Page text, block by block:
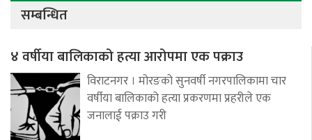
सम्बन्धित
४ वर्षीया बालिकाको हत्या आरोपमा एक पक्राउ
विराटनगर । मोरङको सुनवर्षी नगरपालिकामा चार
वर्षीया बालिकाको हत्या प्रकरणमा प्रहरीले एक
जनालाई पक्राउ गरी